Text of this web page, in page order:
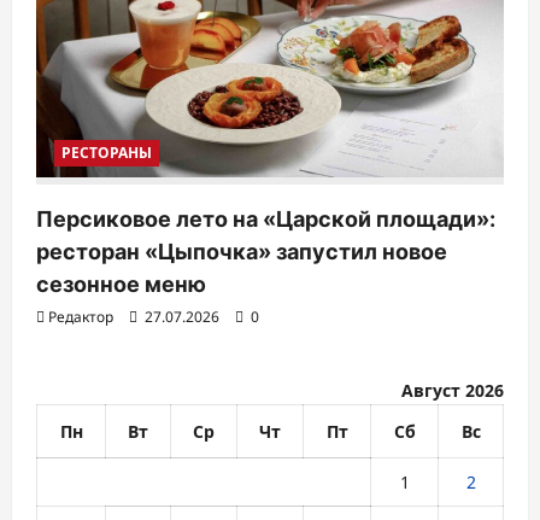
РЕСТОРАНЫ
Персиковое лето на «Царской площади»:
ресторан «Цыпочка» запустил новое
сезонное меню
Редактор 27.07.2026 0
Август 2026
Пн
Вт Ср Чт Пт Сб Вс
1 2